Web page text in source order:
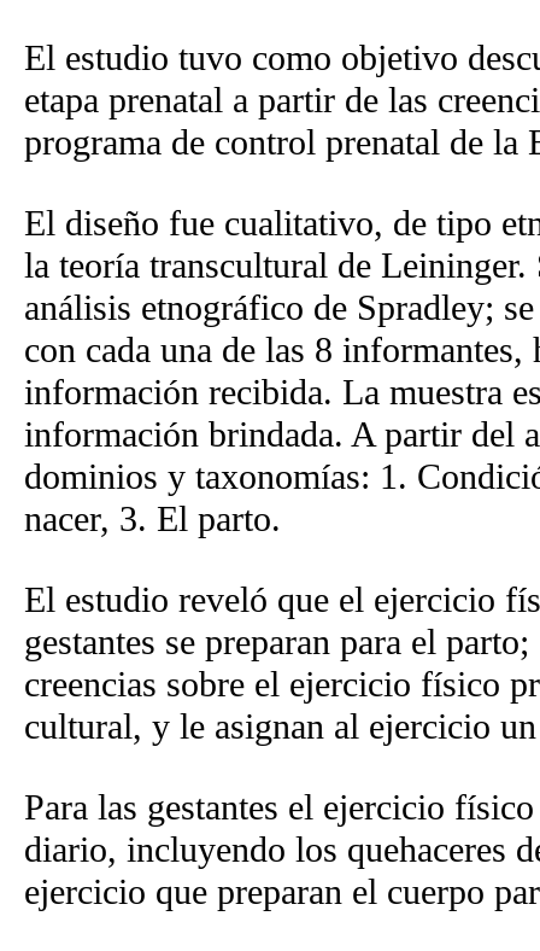
El estudio tuvo como objetivo
etapa prenatal a partir de las
programa de control prenatal de
El diseño fue cualitativo, de tipo
la teoría transcultural de
análisis etnográfico de Spradley;
con cada una de las 8
información recibida. La muestra
información brindada. A partir del
dominios y taxonomías: 1.
nacer, 3. El parto.
El estudio reveló que el ejercicio
gestantes se preparan para el
creencias sobre el ejercicio físico
cultural, y le asignan al ejercicio
Para las gestantes el ejercicio
diario, incluyendo los quehaceres
ejercicio que preparan el cuerpo